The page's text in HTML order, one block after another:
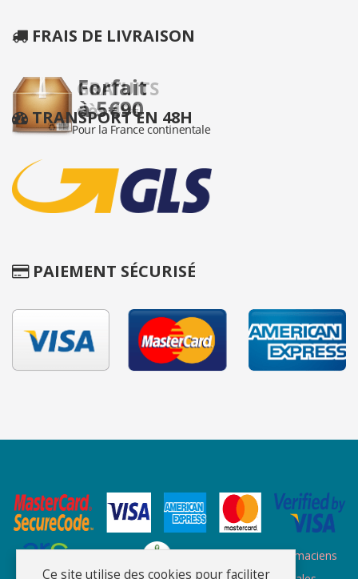
FRAIS DE LIVRAISON
TRANSPORT EN 48H
PAIEMENT SÉCURISÉ
Site de l'ordre des pharmaciens
Ce site utilise des cookies pour faciliter